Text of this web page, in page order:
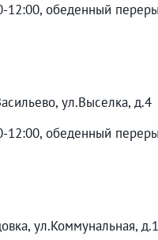
12:00, обеденный
ул.Выселка, д.4
12:00, обеденный
ул.Коммунальная, д.1